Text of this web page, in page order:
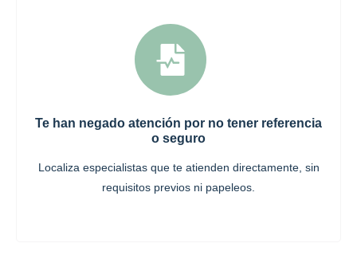
Te han negado atención por no tener referencia
o seguro
Localiza especialistas que te atienden directamente, sin
requisitos previos ni papeleos.